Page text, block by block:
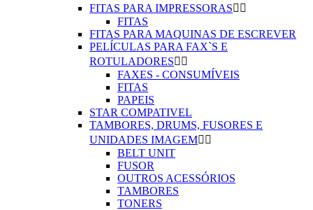
FITAS PARA IMPRESSORAS 
FITAS
FITAS PARA MAQUINAS DE ESCREVER
PELÍCULAS PARA FAX`S E
ROTULADORES 
FAXES - CONSUMÍVEIS
FITAS
PAPEIS
STAR COMPATIVEL
TAMBORES, DRUMS, FUSORES E
UNIDADES IMAGEM 
BELT UNIT
FUSOR
OUTROS ACESSÓRIOS
TAMBORES
TONERS